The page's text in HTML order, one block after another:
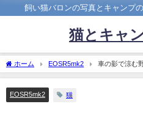
飼い猫バロンの写真とキャンプ
猫とキャ
ホーム EOSR5mk2
車の影で涼む
F2.8 L IS USM Zの作例
EOSR5mk2 猫